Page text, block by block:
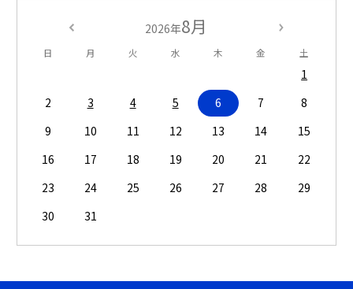
2026年8月
日 月 火 水 木 金 土
1
2
3 4 5 6 7
8
9
10 11 12 13 14
15
16
17 18 19 20 21
22
23
24 25 26 27 28
29
30
31